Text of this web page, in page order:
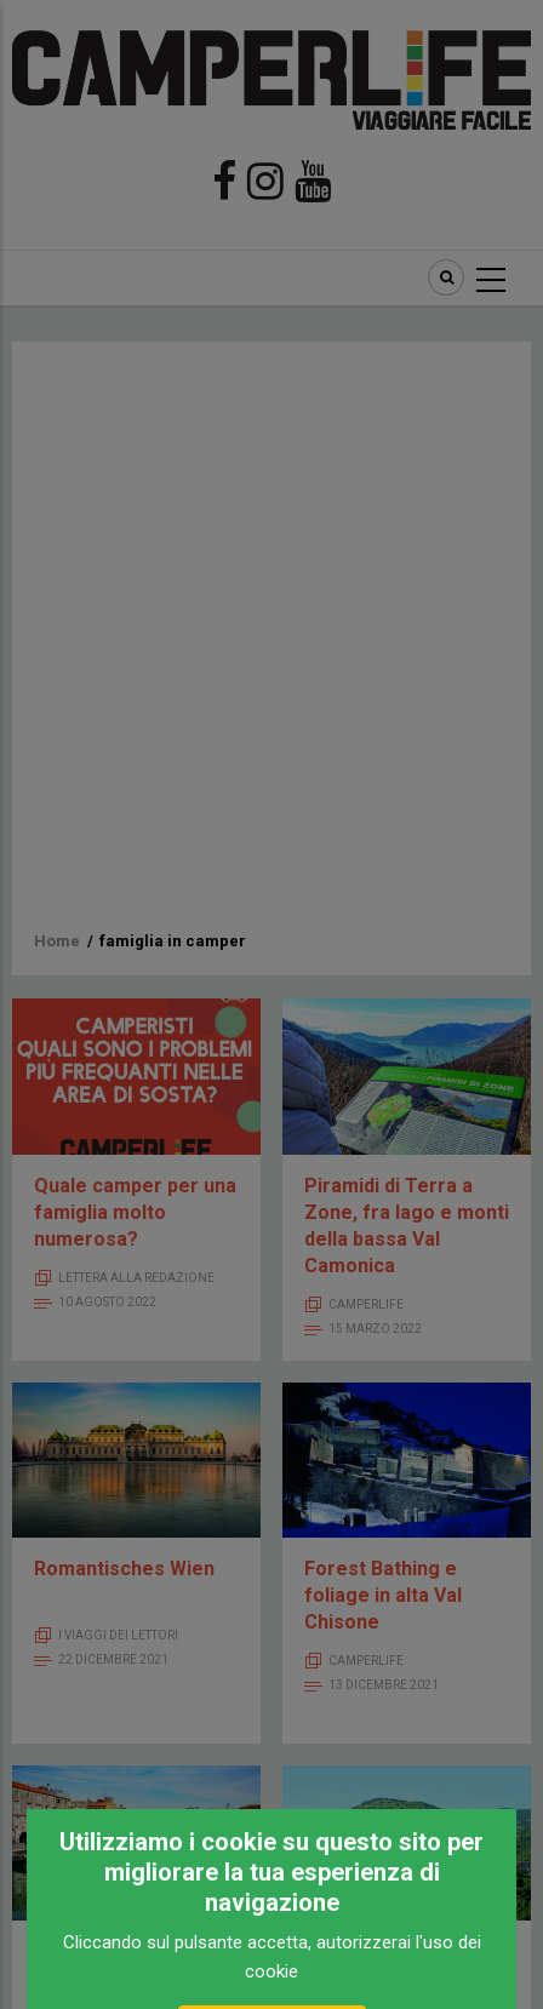
Briciole
pane
Home / famiglia in camper
Quale camper per una
famiglia molto
numerosa?
LETTERA ALLA REDAZIONE
10 AGOSTO 2022
Piramidi di Terra a
Zone, fra lago e monti
della bassa Val
Camonica
CAMPERLIFE
15 MARZO 2022
Romantisches Wien
I VIAGGI DEI LETTORI
22 DICEMBRE 2021
Forest Bathing e
foliage in alta Val
Chisone
CAMPERLIFE
13 DICEMBRE 2021
Chioggia, la piccola
I giganti della Sila
Utilizziamo i cookie su questo sito per
migliorare la tua esperienza di
navigazione
Cliccando sul pulsante accetta, autorizzerai l'uso dei
cookie